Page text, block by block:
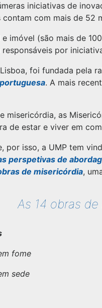
iniciativas de
contam com mais de
imóvel (são mais de
por
foi fundada pela
. A mais
misericórdia, as
de estar e viver em
por isso, a UMP tem
perspetivas de
de misericórdia,
As 14 obras
fome
sede